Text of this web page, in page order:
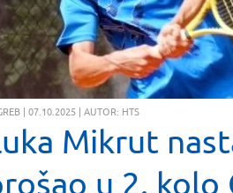
| 07.10.2025 | AUTOR: HTS
Mikrut
u 2. kolo